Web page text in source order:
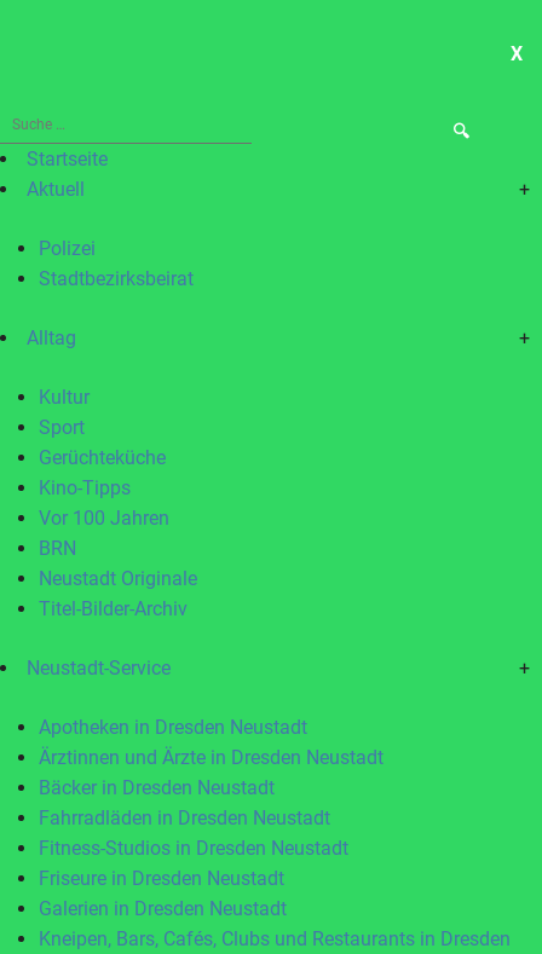
X
Suche
nach:Startseite
Aktuell
+
Polizei
Stadtbezirksbeirat
Alltag +
Kultur
Sport
Gerüchteküche
Kino-Tipps
Vor 100 Jahren
BRN
Neustadt Originale
Titel-Bilder-Archiv
Neustadt-Service +
Apotheken in Dresden Neustadt
Ärztinnen und Ärzte in Dresden Neustadt
Bäcker in Dresden Neustadt
Fahrradläden in Dresden Neustadt
Fitness-Studios in Dresden Neustadt
Friseure in Dresden Neustadt
Galerien in Dresden Neustadt
Kneipen, Bars, Cafés, Clubs und Restaurants in Dresden